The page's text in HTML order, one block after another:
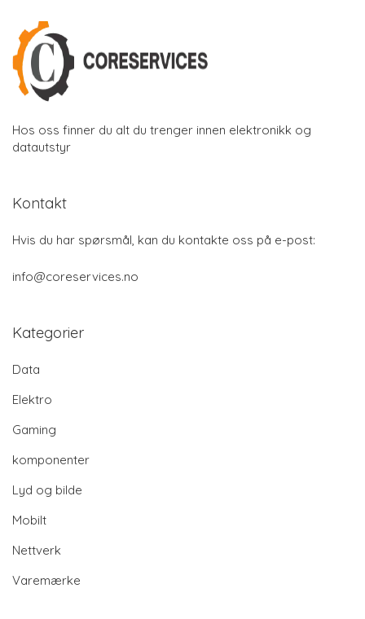
Hos oss finner du alt du trenger innen elektronikk og
datautstyr
Kontakt
Hvis du har spørsmål, kan du kontakte oss på e-post:
info@coreservices.no
Kategorier
Data
Elektro
Gaming
komponenter
Lyd og bilde
Mobilt
Nettverk
Varemærke